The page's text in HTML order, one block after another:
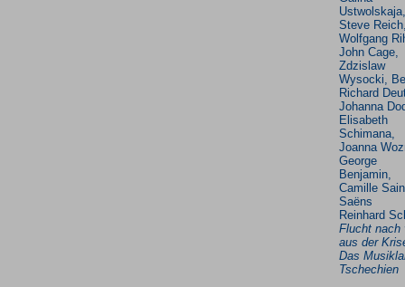
Ustwolskaja,
Steve
Wolfgang
John Cage,
Zdzislaw
Wysocki,
Richard
Johanna
Elisabeth
Schimana,
Joanna
George
Benjamin,
Camille
Saëns
Reinhard
Flucht nach
aus der
Das
Tschechien